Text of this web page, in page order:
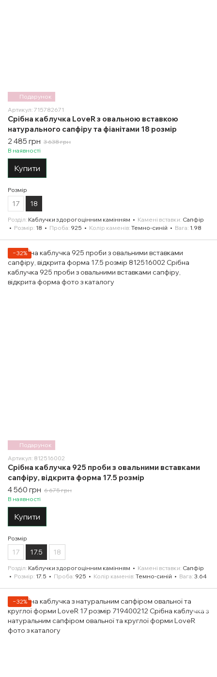
Подарунок
Артикул: 715782671
Срібна каблучка LoveR з овальною вставкою
натурального сапфіру та фіанітами 18 розмір
2 485 грн 3 638 грн
В наявності
Купити
Розмір
17 18
Розділ Каблучки з дорогоцінним камінням Камені вставки Сапфір
Розмір 18 Проба 925 Колір каменів Темно-синій Вага 1.98
Подарунок
−32%
Артикул: 812516002
Срібна каблучка 925 проби з овальними вставками
сапфіру, відкрита форма 17.5 розмір
4 560 грн 6 675 грн
В наявності
Купити
Розмір
17 17.5 18
Розділ Каблучки з дорогоцінним камінням Камені вставки Сапфір
Розмір 17.5 Проба 925 Колір каменів Темно-синій Вага 3.64
−32%